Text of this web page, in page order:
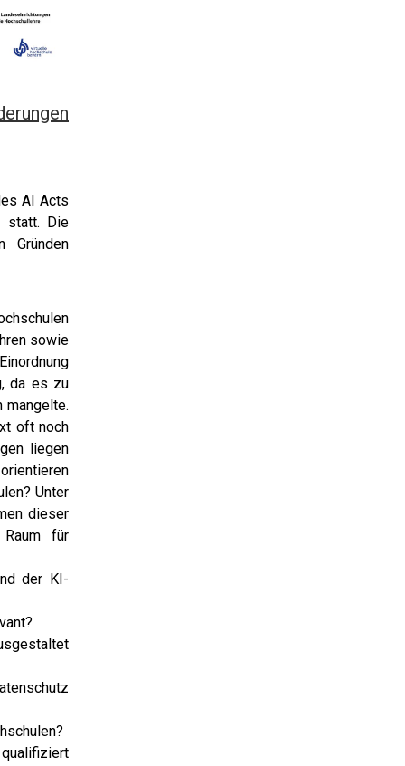
AI Acts
statt. Die
Gründen
sowie
da es zu
mangelte.
oft noch
liegen
Unter
dieser
für
der KI-